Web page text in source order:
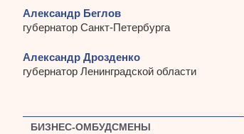
Александр Беглов
губернатор Санкт-Петербурга
Александр Дрозденко
губернатор Ленинградской области
БИЗНЕС-ОМБУДСМЕНЫ